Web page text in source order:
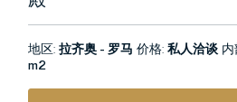
地区:拉齐奥 - 罗马 价格:私人洽谈
m2